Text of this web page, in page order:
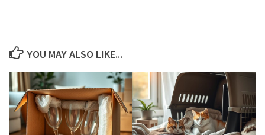
YOU MAY ALSO LIKE...